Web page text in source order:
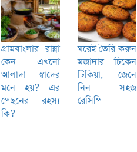
গ্রামবাংলার রান্না
কেন এখনো
আলাদা স্বাদের
মনে হয়? এর
পেছনের রহস্য
কি?
ঘরেই তৈরি করুন
মজাদার চিকেন
টিকিয়া, জেনে
নিন সহজ
রেসিপি